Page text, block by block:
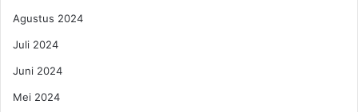
Agustus 2024
Juli 2024
Juni 2024
Mei 2024